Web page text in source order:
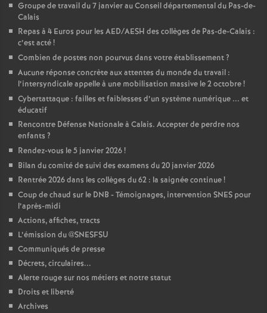
Groupe de travail du 7 janvier au Conseil départemental du Pas-de-
Calais
Repas à 4 Euros pour les AED/AESH des collèges de Pas-de-Calais :
c’est acté!
Combien de postes non pourvus dans votre établissement?
Aucune réponse concrète aux attentes du monde du travail :
l’intersyndicale appelle à une mobilisation massive le 2 octobre!
Cybertattaque : failles et faiblesses d’un système numérique ... et
éducatif
Rencontre Défense Nationale à Calais. Accepter de perdre nos
enfants ?
Rendez-vous le 5 janvier 2026!
Bilan du comité de suivi des examens du 20 janvier 2026
Rentrée 2026 dans les collèges du 62 : la saignée continue!
Coup de chaud sur le DNB - Témoignages, intervention SNES pour
l’après-midi
Actions, affiches, tracts
L’émission du @SNESFSU
Communiqués de presse
Décrets, circulaires...
Alerte rouge sur nos métiers et notre statut
Droits et liberté
Archives